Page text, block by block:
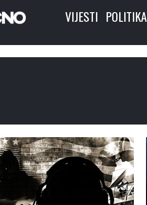
VIJESTI POLITIKA